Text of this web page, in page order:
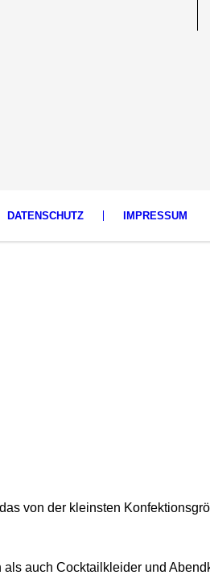
DATENSCHUTZ IMPRESSUM
von der kleinsten
auch Cocktailkleider und